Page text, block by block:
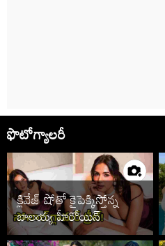
ఫొటోగ్యాలరీ
క్లివేజ్ షోతో కైపెక్కిస్తోన్న
బాలయ్య హీరోయిన్